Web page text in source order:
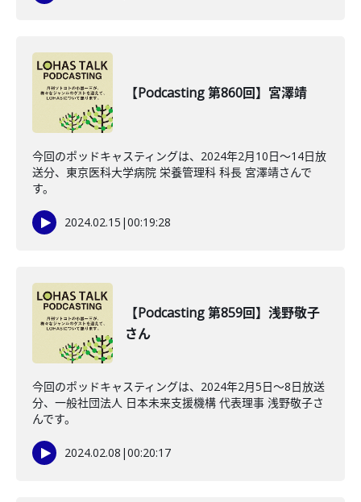
【Podcasting 第860回】宮澤靖
今回のポッドキャスティングは、2024年2月10日〜14日放
送分、東京医科大学病院 栄養管理科 科長 宮澤靖さんで
す。
2024.02.15 |00:19:28
【Podcasting 第859回】浅野敬子
さん
今回のポッドキャスティングは、2024年2月5日〜8日放送
分、一般社団法人 日本未来支援機構 代表理事 浅野敬子さ
んです。
2024.02.08 |00:20:17